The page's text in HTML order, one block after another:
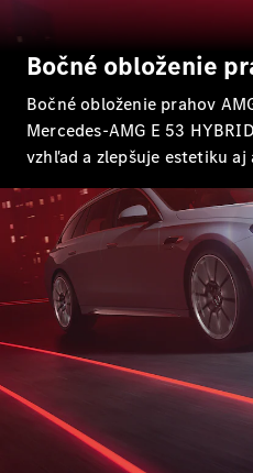
EQS SUV
GLA
GLA
Novinka
GLA Novinka Elektromobil
GLB Elektromobil
GLB
GLC
GLC kupé
GLE
Mercedes-
GLS
Novinka
Trieda
Elektromobil
Trieda G
Bočné obloženie
Bočné obloženie prahov
Mercedes-AMG E 53
vzhľad a zlepšuje estetiku aj